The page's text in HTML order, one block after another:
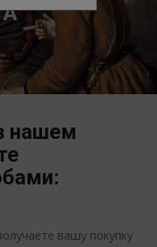
нашем
вашу покупку